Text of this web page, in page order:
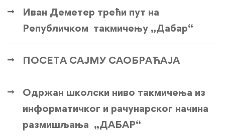
Иван Деметер трећи пут на
Републичком такмичењу „Дабар“
ПОСЕТА САЈМУ САОБРАЋАЈА
Одржан школски ниво такмичења из
информатичког и рачунарског начина
размишљања „ДАБАР“